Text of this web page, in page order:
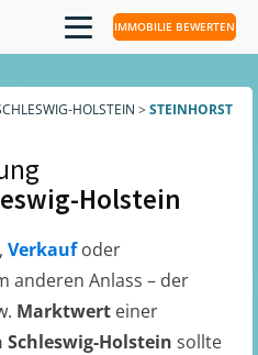
IMMOBILIE BEWERTEN
HOLSTEIN > STEINHORST
Holstein
, Verkaufoder
anderen Anlass – der
Marktwert einer
Holstein sollte